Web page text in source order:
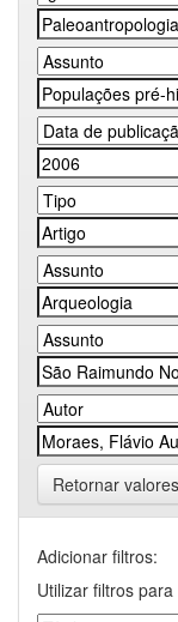
Retornar valores
Adicionar filtros:
Utilizar filtros